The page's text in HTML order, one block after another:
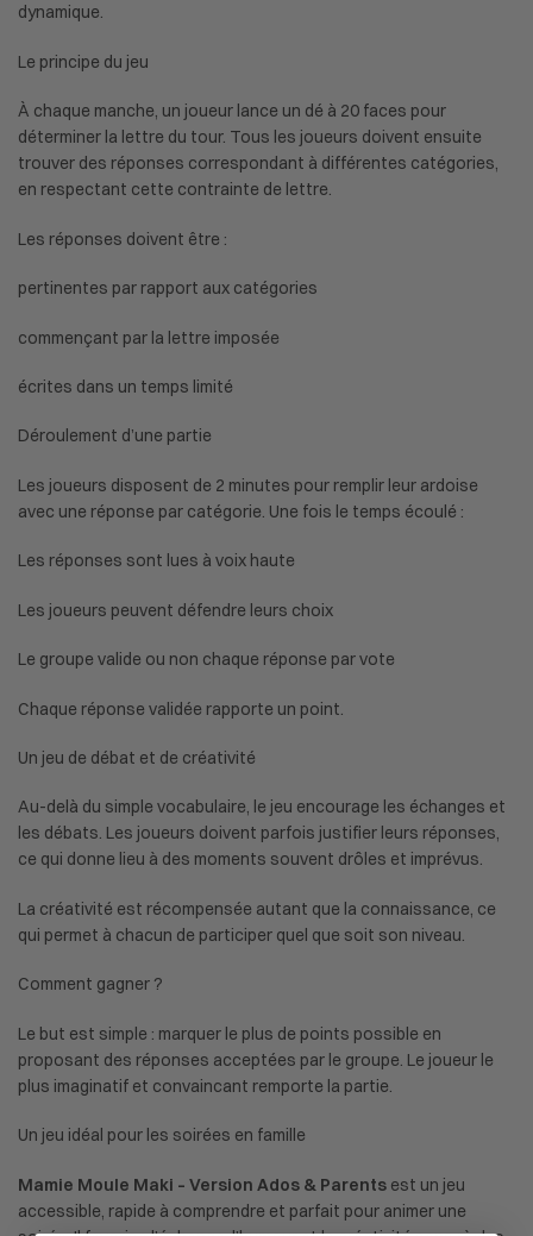
dynamique.
Le principe du jeu
À chaque manche, un joueur lance un dé à 20 faces pour
déterminer la lettre du tour. Tous les joueurs doivent ensuite
trouver des réponses correspondant à différentes catégories,
en respectant cette contrainte de lettre.
Les réponses doivent être :
pertinentes par rapport aux catégories
commençant par la lettre imposée
écrites dans un temps limité
Déroulement d’une partie
Les joueurs disposent de 2 minutes pour remplir leur ardoise
avec une réponse par catégorie. Une fois le temps écoulé :
Les réponses sont lues à voix haute
Les joueurs peuvent défendre leurs choix
Le groupe valide ou non chaque réponse par vote
Chaque réponse validée rapporte un point.
Un jeu de débat et de créativité
Au-delà du simple vocabulaire, le jeu encourage les échanges et
les débats. Les joueurs doivent parfois justifier leurs réponses,
ce qui donne lieu à des moments souvent drôles et imprévus.
La créativité est récompensée autant que la connaissance, ce
qui permet à chacun de participer quel que soit son niveau.
Comment gagner ?
Le but est simple : marquer le plus de points possible en
proposant des réponses acceptées par le groupe. Le joueur le
plus imaginatif et convaincant remporte la partie.
Un jeu idéal pour les soirées en famille
Mamie Moule Maki – Version Ados & Parents est un jeu
accessible, rapide à comprendre et parfait pour animer une